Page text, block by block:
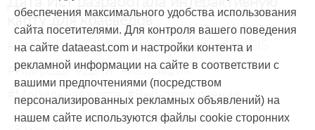
карту для краеведов
#CarryMap #Интерактивная карта #ArcGIS
#Природа #Дети #География
#Мобильная карта #Веб-приложение
обеспечения максимального удобства использования
сайта посетителями. Для контроля вашего поведения
на сайте dataeast.com и настройки контента и
рекламной информации на сайте в соответствии с
вашими предпочтениями (посредством
персонализированных рекламных объявлений) на
нашем сайте используются файлы cookie сторонних